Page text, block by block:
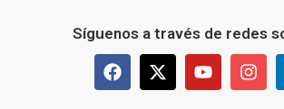
Síguenos a través de redes